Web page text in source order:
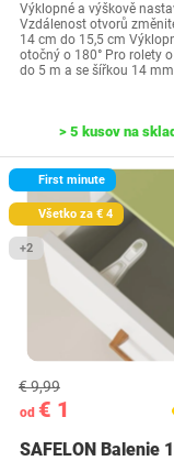
Výklopné a výškově
Vzdálenost otvorů
14 cm do 15,5 cm
otočný o 180° Pro rolety
do 5 m a se šířkou 14
> 5 kusov na
First minute
Všetko za € 4
+2
od € 1
€ 9,99
SAFELON Balenie